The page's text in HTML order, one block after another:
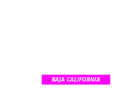
BAJA CALIFORNIA